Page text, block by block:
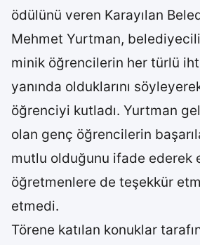
ödülünü veren Karayılan
Mehmet Yurtman,
minik öğrencilerin her türlü
yanında olduklarını
öğrenciyi kutladı. Yurtman
olan genç öğrencilerin
mutlu olduğunu ifade ederek
öğretmenlere de teşekkür
etmedi.
Törene katılan konuklar